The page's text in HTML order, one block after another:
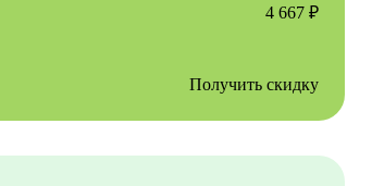
4 667 ₽
Получить скидку